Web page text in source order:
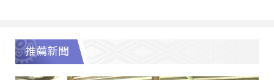
推薦新聞